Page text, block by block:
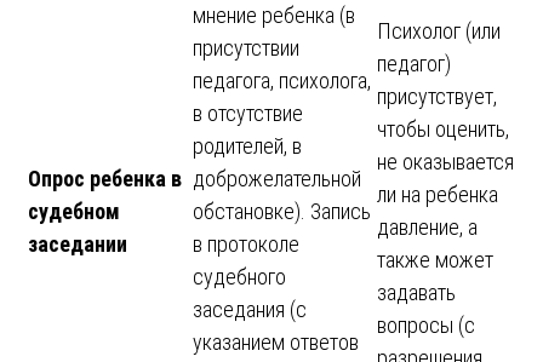
Опрос ребенка в
судебном
заседании
мнение ребенка (в
присутствии
педагога, психолога,
в отсутствие
родителей, в
доброжелательной
обстановке). Запись
в протоколе
судебного
заседания (с
указанием ответов
Психолог (или
педагог)
присутствует,
чтобы оценить,
не оказывается
ли на ребенка
давление, а
также может
задавать
вопросы (с